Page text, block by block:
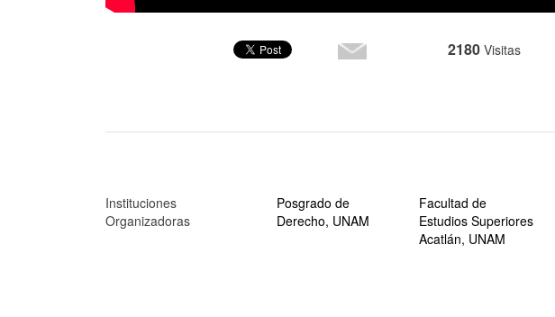
2180 Visitas
Instituciones
Organizadoras
Posgrado de
Derecho, UNAM
Facultad de
Estudios Superiores
Acatlán, UNAM